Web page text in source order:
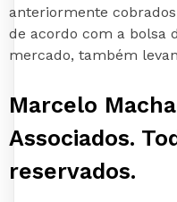
anteriormente
de acordo com a bolsa
mercado, também
Marcelo
Associados.
reservados.